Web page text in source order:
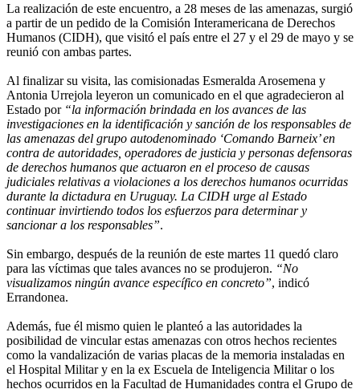
La realización de este encuentro, a 28 meses de las amenazas, surgió
a partir de un pedido de la Comisión Interamericana de Derechos
Humanos (CIDH), que visitó el país entre el 27 y el 29 de mayo y se
reunió con ambas partes.
Al finalizar su visita, las comisionadas Esmeralda Arosemena y
Antonia Urrejola leyeron un comunicado en el que agradecieron al
Estado por “la información brindada en los avances de las
investigaciones en la identificación y sanción de los responsables de
las amenazas del grupo autodenominado ‘Comando Barneix’ en
contra de autoridades, operadores de justicia y personas defensoras
de derechos humanos que actuaron en el proceso de causas
judiciales relativas a violaciones a los derechos humanos ocurridas
durante la dictadura en Uruguay. La CIDH urge al Estado
continuar invirtiendo todos los esfuerzos para determinar y
sancionar a los responsables”.
Sin embargo, después de la reunión de este martes 11 quedó claro
para las víctimas que tales avances no se produjeron. “No
visualizamos ningún avance específico en concreto”, indicó
Errandonea.
Además, fue él mismo quien le planteó a las autoridades la
posibilidad de vincular estas amenazas con otros hechos recientes
como la vandalización de varias placas de la memoria instaladas en
el Hospital Militar y en la ex Escuela de Inteligencia Militar o los
hechos ocurridos en la Facultad de Humanidades contra el Grupo de